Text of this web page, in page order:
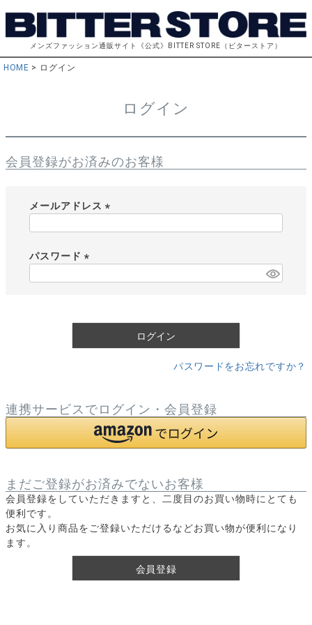
メンズファッション通販サイト《公式》BITTER STORE（ビターストア）
HOME ログイン
ログイン
会員登録がお済みのお客様
メールアドレス
)
パスワード
ログイン
パスワードをお忘れですか？
連携サービスでログイン・会員登録
まだご登録がお済みでないお客様
会員登録をしていただきますと、二度目のお買い物時にとても
便利です。
お気に入り商品をご登録いただけるなどお買い物が便利になり
ます。
会員登録